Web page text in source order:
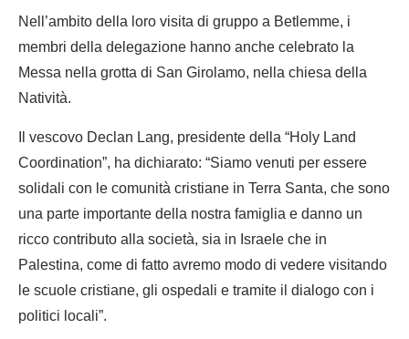
Nell’ambito della loro visita di gruppo a Betlemme, i
membri della delegazione hanno anche celebrato la
Messa nella grotta di San Girolamo, nella chiesa della
Natività.
Il vescovo Declan Lang, presidente della “Holy Land
Coordination”, ha dichiarato: “Siamo venuti per essere
solidali con le comunità cristiane in Terra Santa, che sono
una parte importante della nostra famiglia e danno un
ricco contributo alla società, sia in Israele che in
Palestina, come di fatto avremo modo di vedere visitando
le scuole cristiane, gli ospedali e tramite il dialogo con i
politici locali”.